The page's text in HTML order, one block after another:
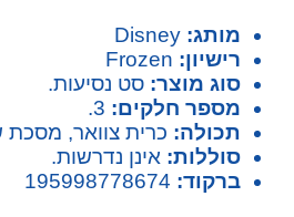
מותג:Disney
רישיון:Frozen
סוג מוצר:סט נסיעות.
מספר חלקים:3.
תכולה:כרית צוואר, מסכת
סוללות:אינן נדרשות.
ברקוד:195998778674